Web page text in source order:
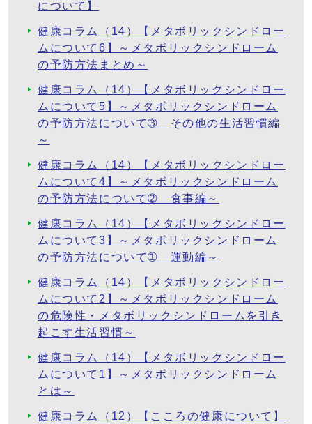
について】
健康コラム（14）【メタボリックシンドロー
ムについて6】～メタボリックシンドローム
の予防方法まとめ～
健康コラム（14）【メタボリックシンドロー
ムについて5】～メタボリックシンドローム
の予防方法について➂ その他の生活習慣編
～
健康コラム（14）【メタボリックシンドロー
ムについて4】～メタボリックシンドローム
の予防方法について➁ 食事編～
健康コラム（14）【メタボリックシンドロー
ムについて3】～メタボリックシンドローム
の予防方法について➀ 運動編～
健康コラム（14）【メタボリックシンドロー
ムについて2】～メタボリックシンドローム
の危険性・メタボリックシンドロームを引き
起こす生活習慣～
健康コラム（14）【メタボリックシンドロー
ムについて1】～メタボリックシンドローム
とは～
健康コラム（12）【こころの健康について】